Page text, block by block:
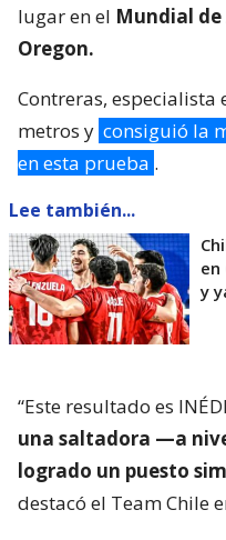
lugar en el Mundial
Oregon.
Contreras, especialista
metros y consiguió la
en esta prueba .
Lee también...
en
y
“Este resultado es
una saltadora —a
logrado un puesto
destacó el Team Chile